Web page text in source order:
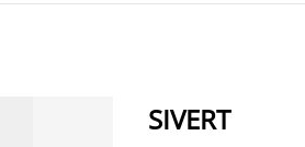
SIVERT